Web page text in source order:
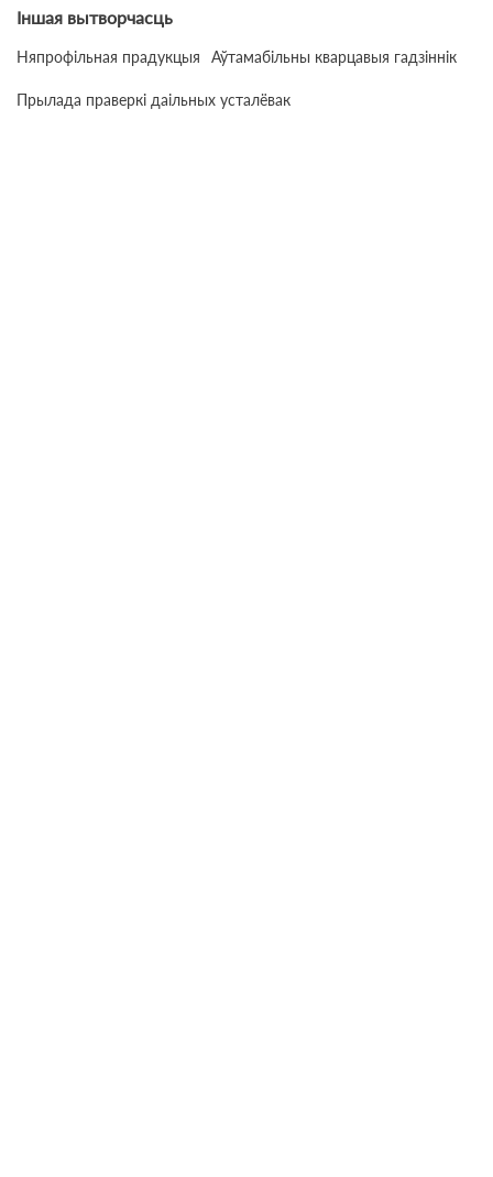
Іншая вытворчасць
Няпрофільная прадукцыя Аўтамабільны кварцавыя гадзіннік
Прылада праверкі даільных усталёвак